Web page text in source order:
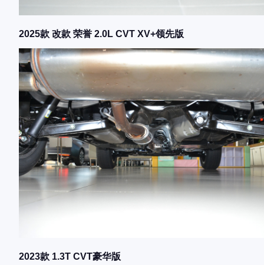
2025款 改款 荣誉 2.0L CVT XV+领先版
2023款 1.3T CVT豪华版